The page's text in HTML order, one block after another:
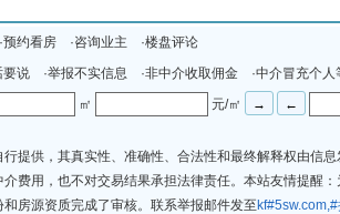
约看房 ·咨询业主 ·楼盘评论
说 ·举报不实信息 ·非中介收取佣金 ·中介冒充个人
㎡ 元/㎡
提供，其真实性、准确性、合法性和最终解释权由信息
费用，也不对交易结果承担法律责任。本站友情提醒
房源资质完成了审核。联系举报邮件发至